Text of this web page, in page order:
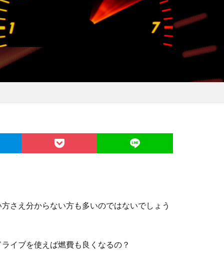
さえ分からない方も多いのではないでしょう
イブを使えば燃費も良くなるの？